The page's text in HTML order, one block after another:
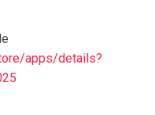
apps/details?